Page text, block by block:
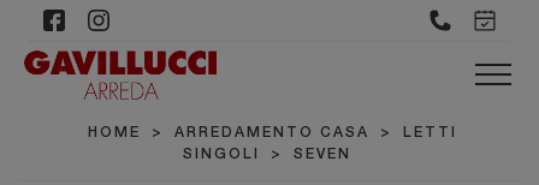
HOME > ARREDAMENTO CASA >
LETTI
SINGOLI
> SEVEN